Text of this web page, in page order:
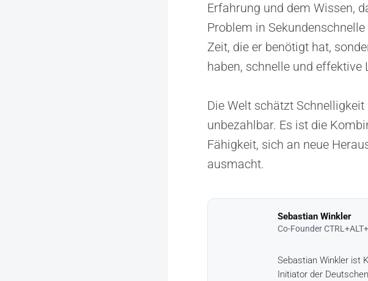
Erfahrung und dem Wissen,
Problem in
Zeit, die er benötigt hat,
haben, schnelle und effektive
Die Welt schätzt
unbezahlbar. Es ist die
Fähigkeit, sich an neue
ausmacht.
Sebastian Winkler
Co-Founder
Sebastian Winkler ist
Initiator der